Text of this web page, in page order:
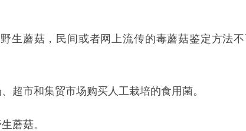
生蘑菇，民间或者网上流传的毒蘑菇鉴定方法
超市和集贸市场购买人工栽培的食用菌。
蘑菇。